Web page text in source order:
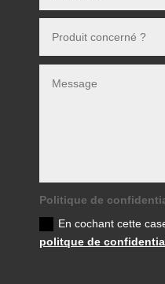
Politique de
En cochant cette
politque de